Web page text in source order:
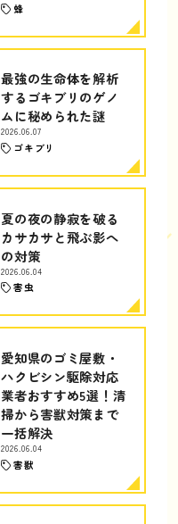
蜂
最強の生命体を解析
するゴキブリのゲノ
ムに秘められた謎
2026.06.07
ゴキブリ
夏の夜の静寂を破る
カサカサと飛ぶ影へ
の対策
2026.06.04
害虫
愛知県のゴミ屋敷・
ハクビシン駆除対応
業者おすすめ5選！清
掃から害獣対策まで
一括解決
2026.06.04
害獣